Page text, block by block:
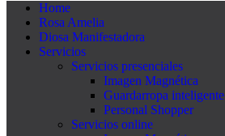
Home
Rosa Amelia
Diosa Manifestadora
Servicios
Servicios presenciales
Imagen Magnética
Guardarropa inteligente
Personal Shopper
Servicios online